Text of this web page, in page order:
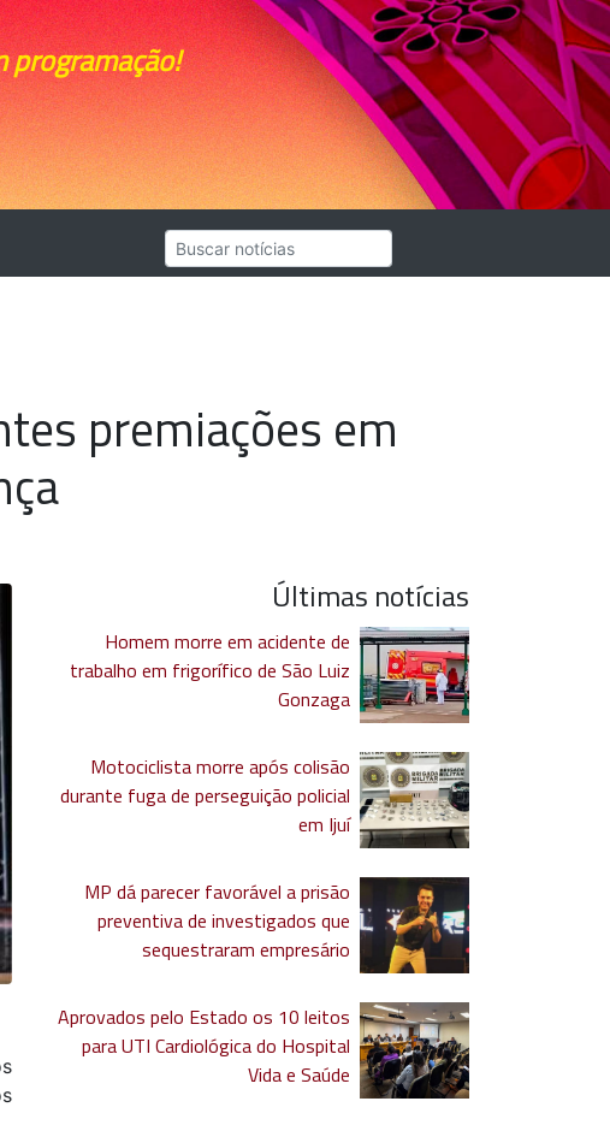
programação!
premiações em
Últimas notícias
Homem morre em acidente de
trabalho em frigorífico de São Luiz
Gonzaga
Motociclista morre após colisão
durante fuga de perseguição policial
em Ijuí
MP dá parecer favorável a prisão
preventiva de investigados que
sequestraram empresário
Aprovados pelo Estado os 10 leitos
para UTI Cardiológica do Hospital
Vida e Saúde